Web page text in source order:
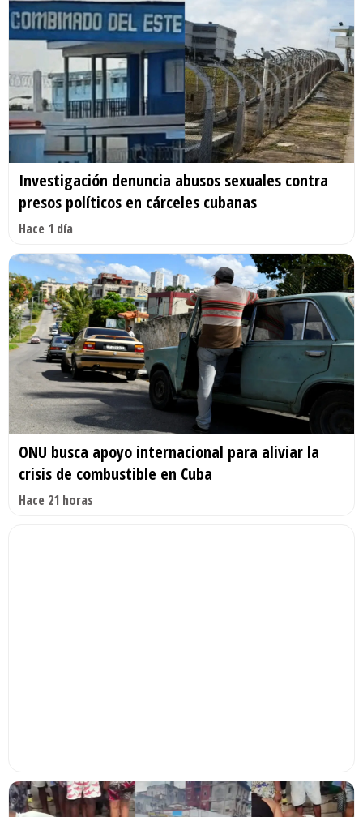
Investigación denuncia abusos sexuales contra
presos políticos en cárceles cubanas
Hace 1 día
ONU busca apoyo internacional para aliviar la
crisis de combustible en Cuba
Hace 21 horas